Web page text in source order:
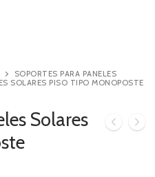
SOPORTES PARA PANELES
SOLARES PISO TIPO MONOPOSTE
Solares